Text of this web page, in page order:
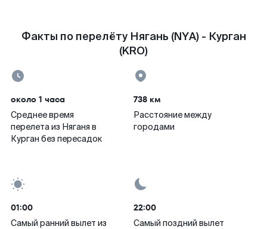
Факты по перелёту Нягань (NYA) - Курган
(KRO)
около 1 часа
Среднее время
перелета из Няганя в
Курган без пересадок
738 км
Расстояние между
городами
01:00
Самый ранний вылет из
22:00
Самый поздний вылет